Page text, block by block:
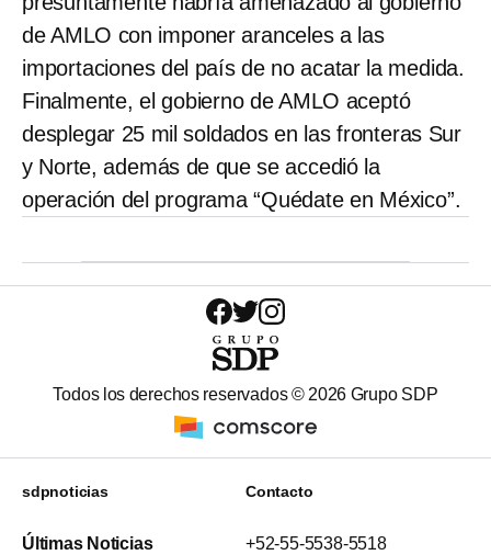
de AMLO con imponer aranceles a las
importaciones del país de no acatar la medida.
Finalmente, el gobierno de AMLO aceptó
desplegar 25 mil soldados en las fronteras Sur
y Norte, además de que se accedió la
operación del programa “Quédate en México”.
Todos los derechos reservados © 2026 Grupo SDP
sdpnoticias
Últimas Noticias
Contacto
+52-55-5538-5518